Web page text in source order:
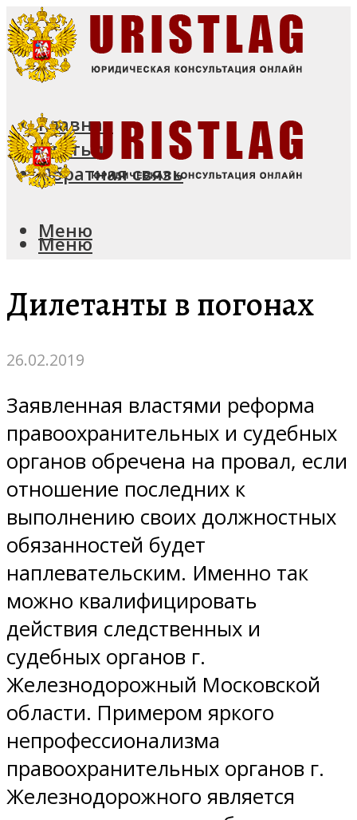
Главная
Статьи
Обратная связь
Меню
Меню
Дилетанты в погонах
26.02.2019
Заявленная властями реформа
правоохранительных и судебных
органов обречена на провал, если
отношение последних к
выполнению своих должностных
обязанностей будет
наплевательским. Именно так
можно квалифицировать
действия следственных и
судебных органов г.
Железнодорожный Московской
области. Примером яркого
непрофессионализма
правоохранительных органов г.
Железнодорожного является